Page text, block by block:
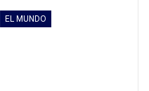
EL MUNDO